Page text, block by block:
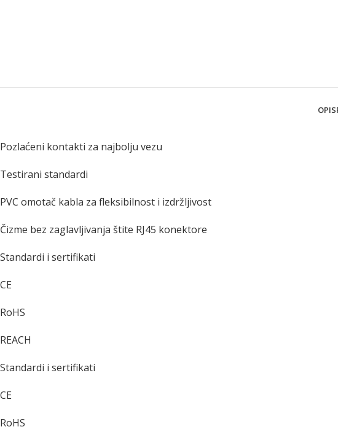
OPIS
Pozlaćeni kontakti za najbolju vezu
Testirani standardi
PVC omotač kabla za fleksibilnost i izdržljivost
Čizme bez zaglavljivanja štite RJ45 konektore
Standardi i sertifikati
CE
RoHS
REACH
Standardi i sertifikati
CE
RoHS